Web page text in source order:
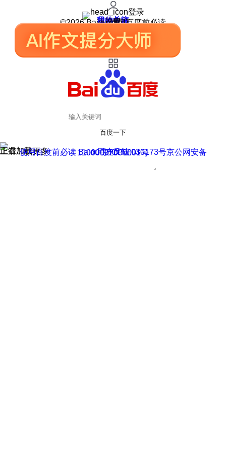
登录
我的关注
我的收藏
皮肤中心
用户反馈
设置
©2026 Baidu 使用百度前必读
百度一下
正在加载
上滑加载更多 用户反馈
使用百度前必读 Baidu 京ICP证030173号
京公网安备11000002000001号